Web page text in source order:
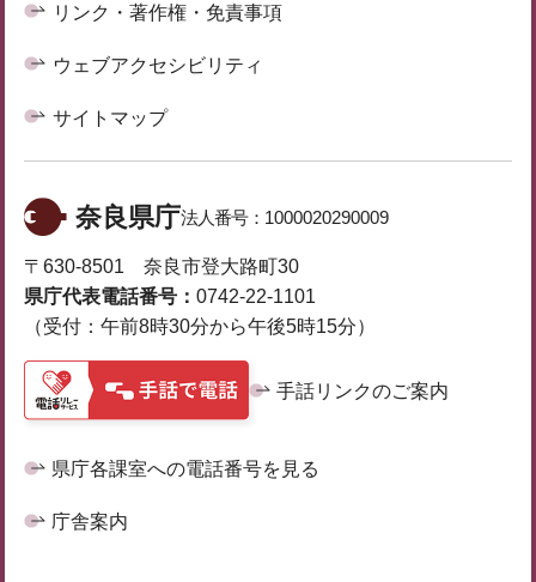
リンク・著作権・免責事項
ウェブアクセシビリティ
サイトマップ
奈良県庁法人番号： 1000020290009
〒630-8501 奈良市登大路町30
県庁代表電話番号： 0742-22-1101
（受付：午前8時30分から午後5時15分）
手話リンクのご案内
県庁各課室への電話番号を見る
庁舎案内